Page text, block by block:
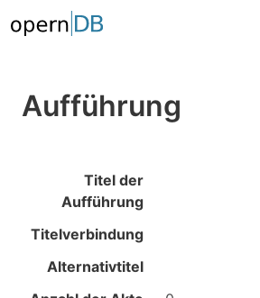
Aufführung
Titel der
Aufführung
Titelverbindung
Alternativtitel